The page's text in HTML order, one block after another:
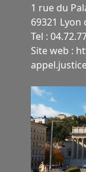
1 rue du
69321 Lyon
Tel :
Site web :